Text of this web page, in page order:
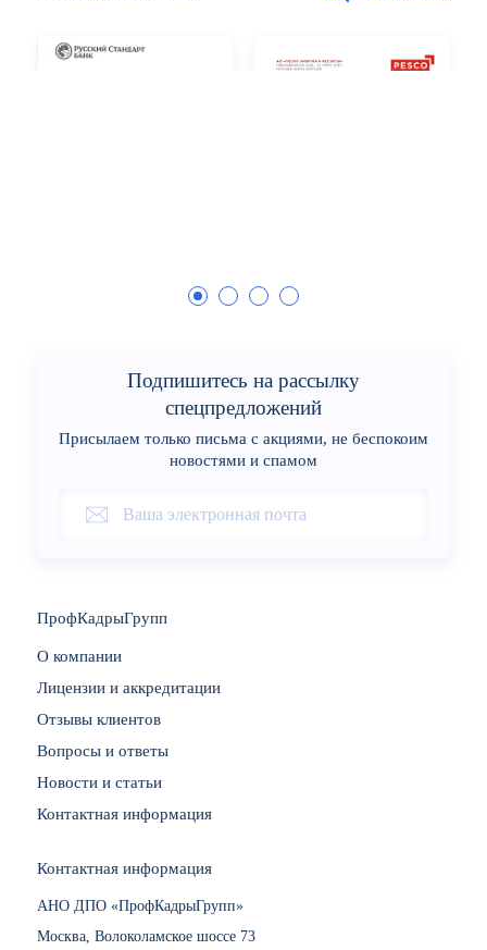
Подпишитесь на рассылку
спецпредложений
Присылаем только письма с акциями, не беспокоим
новостями и спамом
ПрофКадрыГрупп
О компании
Лицензии и аккредитации
Отзывы клиентов
Вопросы и ответы
Новости и статьи
Контактная информация
Контактная информация
АНО ДПО «ПрофКадрыГрупп»
Москва, Волоколамское шоссе 73